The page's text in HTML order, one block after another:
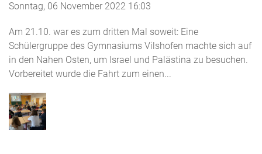
Sonntag, 06 November 2022 16:03
Am 21.10. war es zum dritten Mal soweit: Eine
Schülergruppe des Gymnasiums Vilshofen machte sich auf
in den Nahen Osten, um Israel und Palästina zu besuchen.
Vorbereitet wurde die Fahrt zum einen...